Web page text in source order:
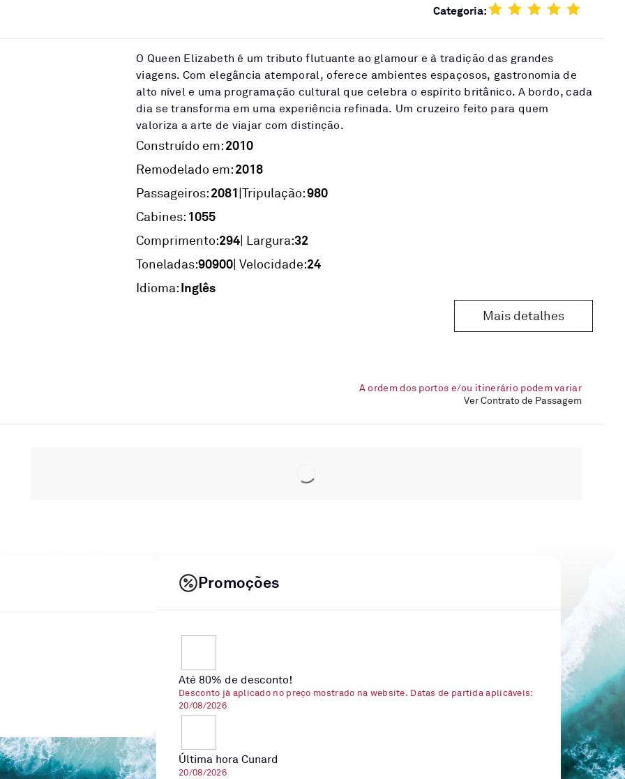
Categoria:
O Queen Elizabeth é um tributo flutuante ao glamour e à tradição das grandes
viagens. Com elegância atemporal, oferece ambientes espaçosos, gastronomia de
alto nível e uma programação cultural que celebra o espírito britânico. A bordo, cada
dia se transforma em uma experiência refinada. Um cruzeiro feito para quem
valoriza a arte de viajar com distinção.
Construído em:2010
Remodelado em:2018
Passageiros:2081|Tripulação:980
Cabines: 1055
Comprimento:294| Largura:32
Toneladas:90900| Velocidade:24
Idioma:Inglês
Mais detalhes
A ordem dos portos e/ou itinerário podem variar
Ver Contrato de Passagem
Promoções
Até 80% de desconto!
Desconto já aplicado no preço mostrado na website. Datas de partida aplicáveis:
20/08/2026
Última hora Cunard
20/08/2026